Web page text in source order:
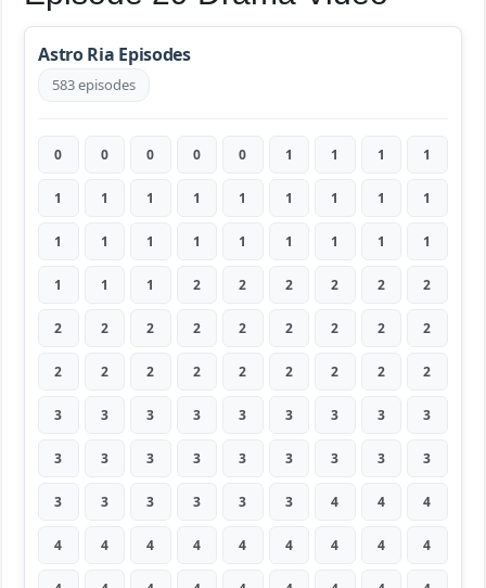
Astro Ria Episodes
583 episodes
0 0 0 0 0 1 1 1 1
1 1 1 1 1 1 1 1 1
1 1 1 1 1 1 1 1 1
1 1 1 2 2 2 2 2 2
2 2 2 2 2 2 2 2 2
2 2 2 2 2 2 2 2 2
3 3 3 3 3 3 3 3 3
3 3 3 3 3 3 3 3 3
3 3 3 3 3 3 4 4 4
4 4 4 4 4 4 4 4 4